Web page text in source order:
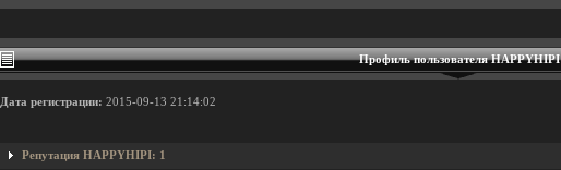
Профиль пользователя HAPPYHIPI
Дата регистрации: 2015-09-13 21:14:02
Репутация HAPPYHIPI: 1